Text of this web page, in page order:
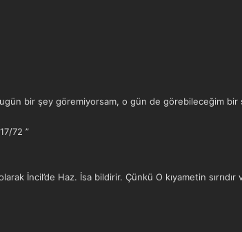
bir şey göremiyorsam, o gün de görebileceğim
72 ”
İncil’de Haz. İsa bildirir. Çünkü O kıyametin